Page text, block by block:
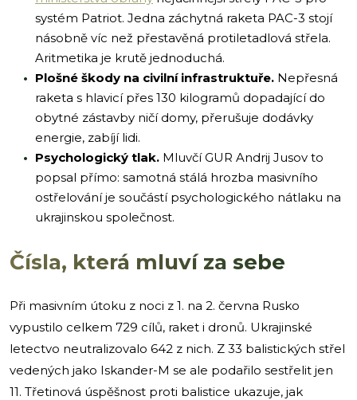
systém Patriot. Jedna záchytná raketa PAC-3 stojí
násobně víc než přestavěná protiletadlová střela.
Aritmetika je krutě jednoduchá.
Plošné škody na civilní infrastruktuře. Nepřesná
raketa s hlavicí přes 130 kilogramů dopadající do
obytné zástavby ničí domy, přerušuje dodávky
energie, zabíjí lidi.
Psychologický tlak. Mluvčí GUR Andrij Jusov to
popsal přímo: samotná stálá hrozba masivního
ostřelování je součástí psychologického nátlaku na
ukrajinskou společnost.
Čísla, která mluví za sebe
Při masivním útoku z noci z 1. na 2. června Rusko
vypustilo celkem 729 cílů, raket i dronů. Ukrajinské
letectvo neutralizovalo 642 z nich. Z 33 balistických střel
vedených jako Iskander-M se ale podařilo sestřelit jen
11. Třetinová úspěšnost proti balistice ukazuje, jak